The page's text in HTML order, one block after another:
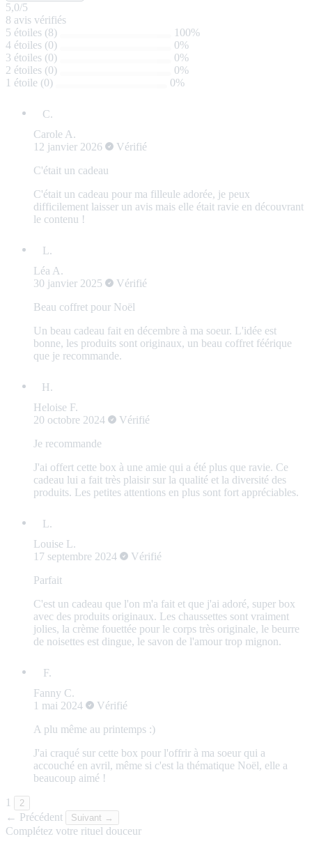
5,0/5
8 avis vérifiés
5 étoiles (8)
100%
4 étoiles (0)
0%
3 étoiles (0)
0%
2 étoiles (0)
0%
1 étoile (0)
0%
Carole A.
12 janvier 2026
Vérifié
C'était un cadeau
C'était un cadeau pour ma filleule adorée, je peux
difficilement laisser un avis mais elle était ravie en découvrant
le contenu !
Léa A.
30 janvier 2025
Vérifié
Beau coffret pour Noël
Un beau cadeau fait en décembre à ma soeur. L'idée est
bonne, les produits sont originaux, un beau coffret féérique
que je recommande.
Heloise F.
20 octobre 2024
Vérifié
Je recommande
J'ai offert cette box à une amie qui a été plus que ravie. Ce
cadeau lui a fait très plaisir sur la qualité et la diversité des
produits. Les petites attentions en plus sont fort appréciables.
Louise L.
17 septembre 2024
Vérifié
Parfait
C'est un cadeau que l'on m'a fait et que j'ai adoré, super box
avec des produits originaux. Les chaussettes sont vraiment
jolies, la crème fouettée pour le corps très originale, le beurre
de noisettes est dingue, le savon de l'amour trop mignon.
Fanny C.
1 mai 2024
Vérifié
A plu même au printemps :)
J'ai craqué sur cette box pour l'offrir à ma soeur qui a
accouché en avril, même si c'est la thématique Noël, elle a
beaucoup aimé !
1 2
← Précédent Suivant →
Complétez votre rituel douceur